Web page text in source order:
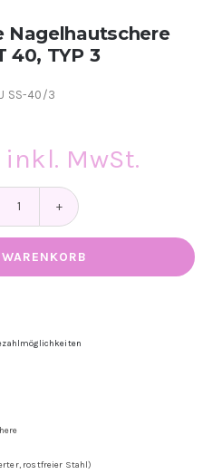
Nagelhautschere
40, TYP 3
SS-40/3
inkl. MwSt.
Professionelle
Nagelhautschere
40,
TYP
rostfreier Stahl)